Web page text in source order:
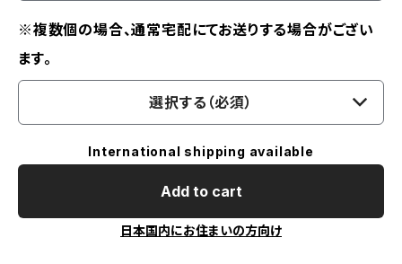
※複数個の場合、通常宅配にてお送りする場合がござい
ます。
選択する（必須）
International shipping available
Add to cart
日本国内にお住まいの方向け